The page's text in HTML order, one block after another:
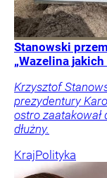
Stanowski
„Wazelina jakich
Krzysztof
prezydentury
ostro zaatakował
dłużny.
KrajPolityka